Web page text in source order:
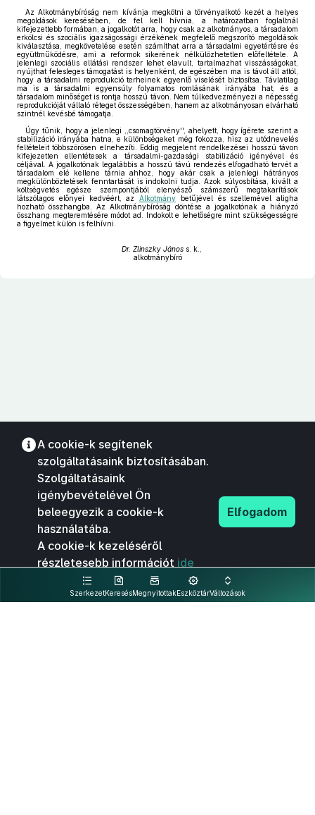
Az Alkotmánybíróság nem kívánja megkötni a törvényalkotó kezét a helyes
megoldások keresésében, de fel kell hívnia, a határozatban foglaltnál
kifejezettebb formában, a jogalkotót arra, hogy csak az alkotmányos, a társadalom
erkölcsi és szociális igazságossági érzékének megfelelő megszorító megoldások
kiválasztása, megkövetelése esetén számíthat arra a társadalmi egyetértésre és
együttműködésre, ami a reformok sikerének nélkülözhetetlen előfeltétele. A
jelenlegi szociális ellátási rendszer lehet elavult, tartalmazhat visszásságokat,
nyújthat felesleges támogatást is helyenként, de egészében ma is távol áll attól,
hogy a társadalmi reprodukció terheinek egyenlő viselését biztosítsa. Távlatilag
ma is a társadalmi egyensúly folyamatos romlásának irányába hat, és a
társadalom minőséget is rontja hosszú távon. Nem túlkedvezményezi a népesség
reprodukcióját vállaló réteget összességében, hanem az alkotmányosan elvárható
szintnél kevésbé támogatja.
Úgy tűnik, hogy a jelenlegi ,,csomagtörvény'', ahelyett, hogy ígérete szerint a
stabilizáció irányába hatna, e különbségeket még fokozza, hisz az utódnevelés
feltételeit többszörösen elnehezíti. Eddig megjelent rendelkezései hosszú távon
kifejezetten ellentétesek a társadalmi-gazdasági stabilizáció igényével és
céljával. A jogalkotónak legalábbis a hosszú távú rendezés elfogadható tervét a
társadalom elé kellene tárnia ahhoz, hogy akár csak a jelenlegi hátrányos
megkülönböztetések fenntartását is indokolni tudja. Azok súlyosbítása, kivált a
költségvetés egésze szempontjából elenyésző számszerű megtakarítások
látszólagos előnyei kedvéért, az Alkotmány betűjével és szellemével aligha
hozható összhangba. Az Alkotmánybíróság döntése a jogalkotónak a hiányzó
összhang megteremtésére módot ad. Indokolt e lehetőségre mint szükségességre
a figyelmet külön is felhívni.
Dr. Zlinszky János s. k.,
alkotmánybíró
SzerkezetKeresésMegnyitottakEszköztárVáltozások
A cookie-k segítenek
szolgáltatásaink biztosításában.
Szolgáltatásaink
igénybevételével Ön
beleegyezik a cookie-k
használatába.
A cookie-k kezeléséről
részletesebb információt ide
kattintva olvashat.
Elfogadom